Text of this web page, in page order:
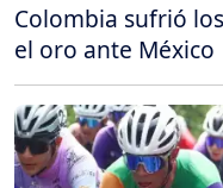
Colombia sufrió
el oro ante México